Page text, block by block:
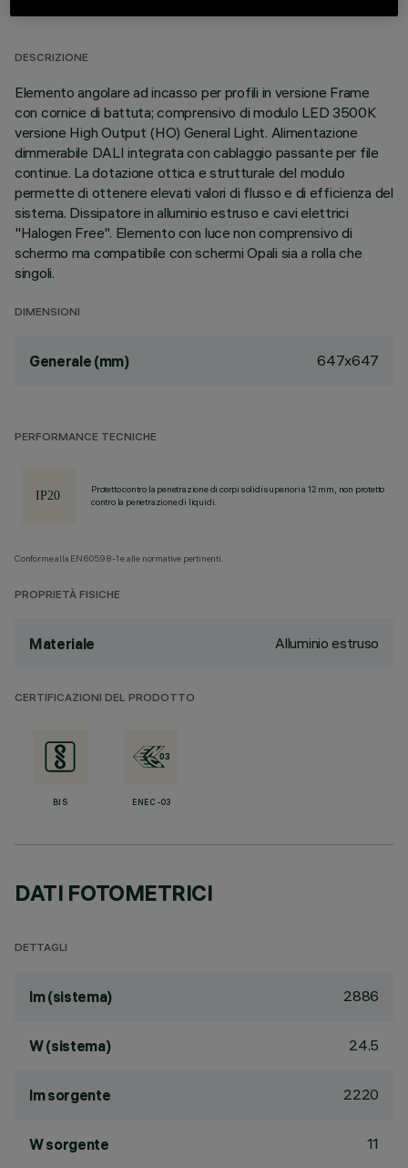
DESCRIZIONE
Elemento angolare ad incasso per profili in versione Frame
con cornice di battuta; comprensivo di modulo LED 3500K
versione High Output (HO) General Light. Alimentazione
dimmerabile DALI integrata con cablaggio passante per file
continue. La dotazione ottica e strutturale del modulo
permette di ottenere elevati valori di flusso e di efficienza del
sistema. Dissipatore in alluminio estruso e cavi elettrici
"Halogen Free". Elemento con luce non comprensivo di
schermo ma compatibile con schermi Opali sia a rolla che
singoli.
DIMENSIONI
Generale (mm) 647x647
PERFORMANCE TECNICHE
Protetto contro la penetrazione di corpi solidi superiori a 12 mm, non protetto
contro la penetrazione di liquidi.
Conforme alla EN60598-1 e alle normative pertinenti.
PROPRIETÀ FISICHE
Materiale Alluminio estruso
CERTIFICAZIONI DEL PRODOTTO
BIS ENEC-03
DATI FOTOMETRICI
DETTAGLI
lm (sistema) 2886
W (sistema) 24.5
lm sorgente 2220
W sorgente 11